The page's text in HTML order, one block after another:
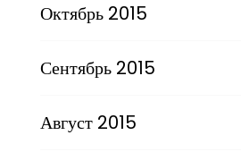
Октябрь 2015
Сентябрь 2015
Август 2015